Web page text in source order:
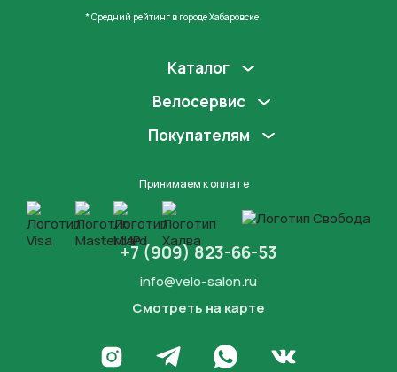
* Средний рейтинг в городе Хабаровске
Каталог
Велосервис
Покупателям
Принимаем к оплате
+7 (909) 823-66-53
info@velo-salon.ru
Смотреть на карте
Перейти в Инстаграм
Написать в Телеграм
Написать в WhatsApp
Перейти во